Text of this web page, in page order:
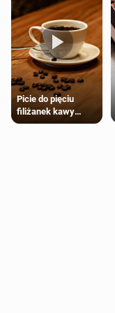
Picie do pięciu
filiżanek kawy
dziennie jest